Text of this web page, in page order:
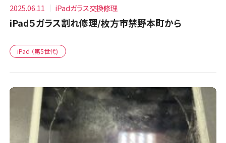
2025.06.11 iPadガラス交換修理
iPad５ガラス割れ修理/枚方市禁野本町から
iPad （第5世代)